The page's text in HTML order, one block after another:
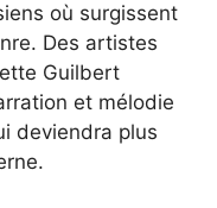
où surgissent
Des artistes
Guilbert
et mélodie
deviendra plus